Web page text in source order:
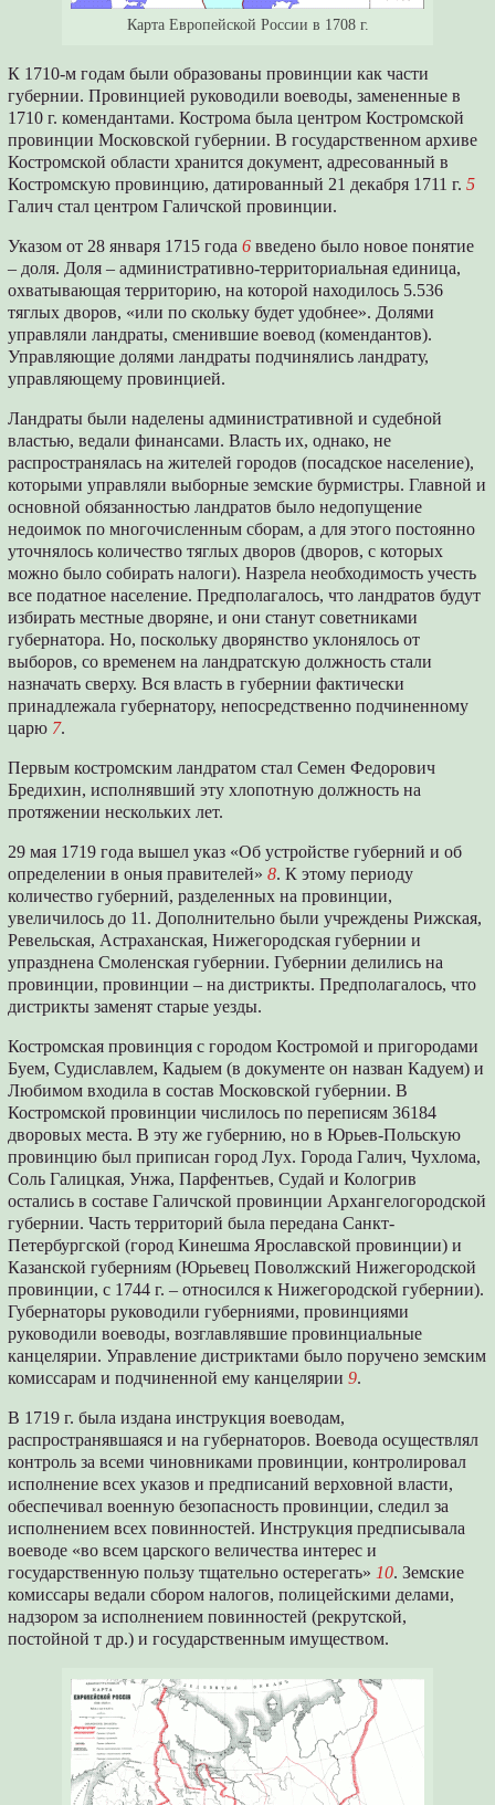
Карта Европейской России в 1708 г.
К 1710-м годам были образованы провинции как части
губернии. Провинцией руководили воеводы, замененные в
1710 г. комендантами. Кострома была центром Костромской
провинции Московской губернии. В государственном архиве
Костромской области хранится документ, адресованный в
Костромскую провинцию, датированный 21 декабря 1711 г.5
Галич стал центром Галичской провинции.
Указом от 28 января 1715 года6 введено было новое понятие
– доля. Доля – административно-территориальная единица,
охватывающая территорию, на которой находилось 5.536
тяглых дворов, «или по скольку будет удобнее». Долями
управляли ландраты, сменившие воевод (комендантов).
Управляющие долями ландраты подчинялись ландрату,
управляющему провинцией.
Ландраты были наделены административной и судебной
властью, ведали финансами. Власть их, однако, не
распространялась на жителей городов (посадское население),
которыми управляли выборные земские бурмистры. Главной и
основной обязанностью ландратов было недопущение
недоимок по многочисленным сборам, а для этого постоянно
уточнялось количество тяглых дворов (дворов, с которых
можно было собирать налоги). Назрела необходимость учесть
все податное население. Предполагалось, что ландратов будут
избирать местные дворяне, и они станут советниками
губернатора. Но, поскольку дворянство уклонялось от
выборов, со временем на ландратскую должность стали
назначать сверху. Вся власть в губернии фактически
принадлежала губернатору, непосредственно подчиненному
царю 7.
Первым костромским ландратом стал Семен Федорович
Бредихин, исполнявший эту хлопотную должность на
протяжении нескольких лет.
29 мая 1719 года вышел указ «Об устройстве губерний и об
определении в оныя правителей»8. К этому периоду
количество губерний, разделенных на провинции,
увеличилось до 11. Дополнительно были учреждены Рижская,
Ревельская, Астраханская, Нижегородская губернии и
упразднена Смоленская губернии. Губернии делились на
провинции, провинции – на дистрикты. Предполагалось, что
дистрикты заменят старые уезды.
Костромская провинция с городом Костромой и пригородами
Буем, Судиславлем, Кадыем (в документе он назван Кадуем) и
Любимом входила в состав Московской губернии. В
Костромской провинции числилось по переписям 36184
дворовых места. В эту же губернию, но в Юрьев-Польскую
провинцию был приписан город Лух. Города Галич, Чухлома,
Соль Галицкая, Унжа, Парфентьев, Судай и Кологрив
остались в составе Галичской провинции Архангелогородской
губернии. Часть территорий была передана Санкт-
Петербургской (город Кинешма Ярославской провинции) и
Казанской губерниям (Юрьевец Поволжский Нижегородской
провинции, с 1744 г. – относился к Нижегородской губернии).
Губернаторы руководили губерниями, провинциями
руководили воеводы, возглавлявшие провинциальные
канцелярии. Управление дистриктами было поручено земским
комиссарам и подчиненной ему канцелярии9.
В 1719 г. была издана инструкция воеводам,
распространявшаяся и на губернаторов. Воевода осуществлял
контроль за всеми чиновниками провинции, контролировал
исполнение всех указов и предписаний верховной власти,
обеспечивал военную безопасность провинции, следил за
исполнением всех повинностей. Инструкция предписывала
воеводе «во всем царского величества интерес и
государственную пользу тщательно остерегать» 10. Земские
комиссары ведали сбором налогов, полицейскими делами,
надзором за исполнением повинностей (рекрутской,
постойной т др.) и государственным имуществом.